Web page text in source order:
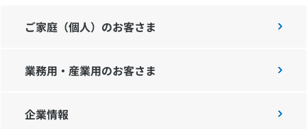
技術開発
サステナビリティ
IR情報
ご家庭（個人）のお客さま
業務用・産業用のお客さま
企業情報